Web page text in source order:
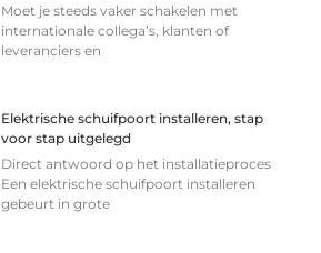
Moet je steeds vaker schakelen met
internationale collega’s, klanten of
leveranciers en
Elektrische schuifpoort installeren, stap
voor stap uitgelegd
Direct antwoord op het installatieproces
Een elektrische schuifpoort installeren
gebeurt in grote